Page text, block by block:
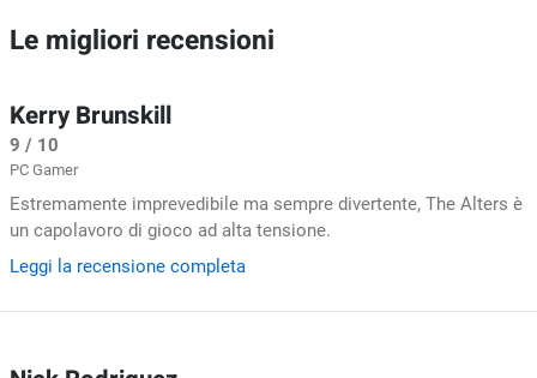
Le migliori recensioni
Kerry Brunskill
9 / 10
PC Gamer
Estremamente imprevedibile ma sempre divertente, The Alters è
un capolavoro di gioco ad alta tensione.
Leggi la recensione completa